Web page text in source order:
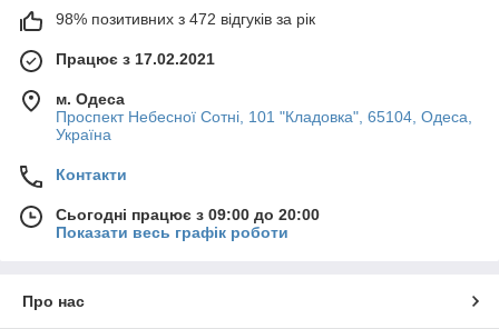
98% позитивних з 472 відгуків за рік
Працює з 17.02.2021
м. Одеса
Проспект Небесної Сотні, 101 "Кладовка", 65104, Одеса,
Україна
Контакти
Сьогодні працює з 09:00 до 20:00
Показати весь графік роботи
Про нас